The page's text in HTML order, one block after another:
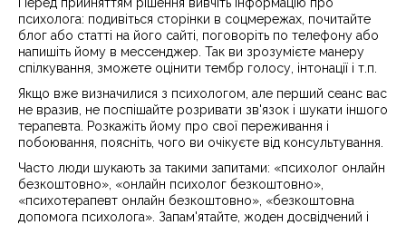
психолога: подивіться сторінки в соцмережах, почитайте
блог або статті на його сайті, поговоріть по телефону або
напишіть йому в мессенджер. Так ви зрозумієте манеру
спілкування, зможете оцінити тембр голосу, інтонації і т.п.
Якщо вже визначилися з психологом, але перший сеанс вас
не вразив, не поспішайте розривати зв'язок і шукати іншого
терапевта. Розкажіть йому про свої переживання і
побоювання, поясніть, чого ви очікуєте від консультування.
Часто люди шукають за такими запитами: «психолог онлайн
безкоштовно», «онлайн психолог безкоштовно»,
«психотерапевт онлайн безкоштовно», «безкоштовна
допомога психолога». Запам'ятайте, жоден досвідчений і